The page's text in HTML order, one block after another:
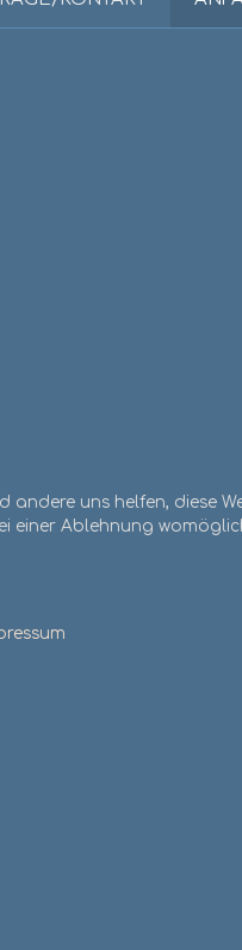
uns helfen, diese
einer Ablehnung